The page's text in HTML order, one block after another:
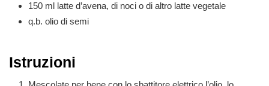
150 ml latte d’avena, di noci o di altro latte vegetale
q.b. olio di semi
Istruzioni